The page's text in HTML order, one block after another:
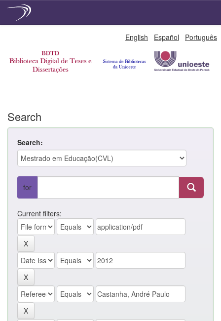
English Español Português
Search
Search:
for
Current filters: